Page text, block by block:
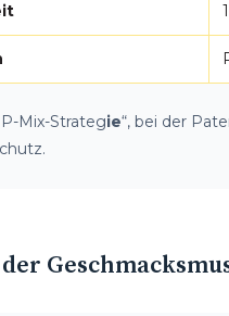
Mix-Strategie“, bei der